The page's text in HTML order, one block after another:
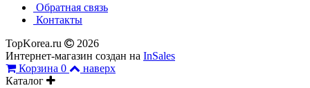
Обратная связь
Контакты
TopKorea.ru
2026
Интернет-магазин создан на InSales
Корзина 0
наверх
Каталог